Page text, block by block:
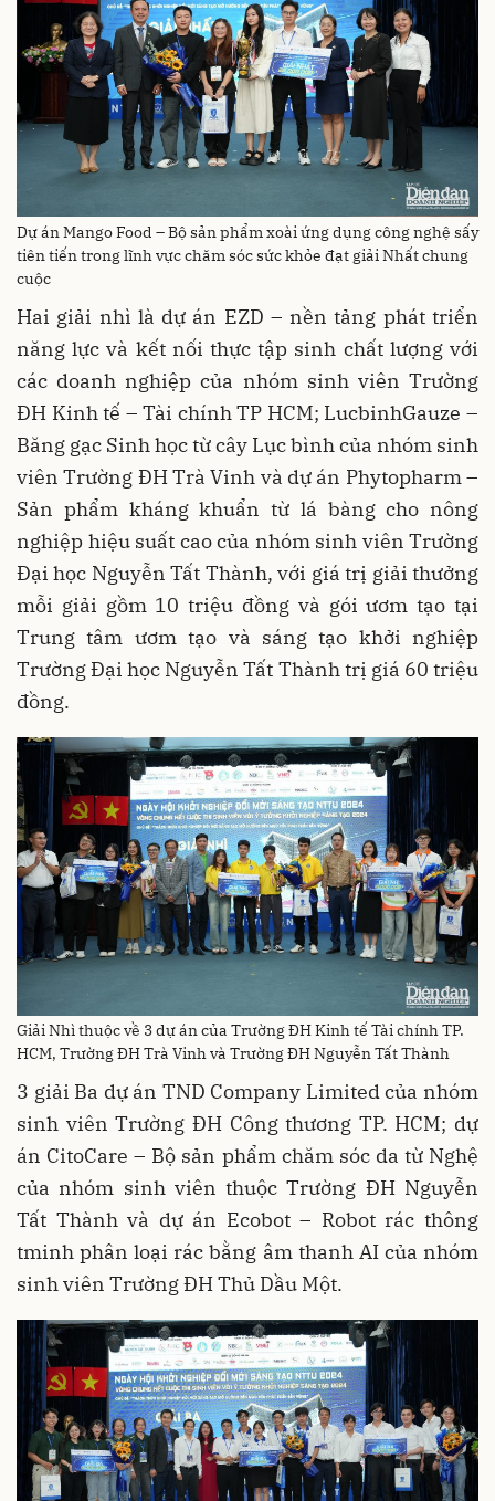
Dự án Mango Food – Bộ sản phẩm xoài ứng dụng công nghệ sấy
tiên tiến trong lĩnh vực chăm sóc sức khỏe đạt giải Nhất chung
cuộc
Hai giải nhì là dự án EZD – nền tảng phát triển
năng lực và kết nối thực tập sinh chất lượng với
các doanh nghiệp của nhóm sinh viên Trường
ĐH Kinh tế – Tài chính TP HCM; LucbinhGauze –
Băng gạc Sinh học từ cây Lục bình của nhóm sinh
viên Trường ĐH Trà Vinh và dự án Phytopharm –
Sản phẩm kháng khuẩn từ lá bàng cho nông
nghiệp hiệu suất cao của nhóm sinh viên Trường
Đại học Nguyễn Tất Thành, với giá trị giải thưởng
mỗi giải gồm 10 triệu đồng và gói ươm tạo tại
Trung tâm ươm tạo và sáng tạo khởi nghiệp
Trường Đại học Nguyễn Tất Thành trị giá 60 triệu
đồng.
Giải Nhì thuộc về 3 dự án của Trường ĐH Kinh tế Tài chính TP.
HCM, Trường ĐH Trà Vinh và Trường ĐH Nguyễn Tất Thành
3 giải Ba dự án TND Company Limited của nhóm
sinh viên Trường ĐH Công thương TP. HCM; dự
án CitoCare – Bộ sản phẩm chăm sóc da từ Nghệ
của nhóm sinh viên thuộc Trường ĐH Nguyễn
Tất Thành và dự án Ecobot – Robot rác thông
tminh phân loại rác bằng âm thanh AI của nhóm
sinh viên Trường ĐH Thủ Dầu Một.